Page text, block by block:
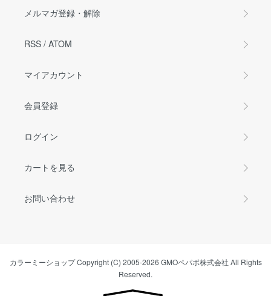
メルマガ登録・解除
RSS / ATOM
マイアカウント
会員登録
ログイン
カートを見る
お問い合わせ
カラーミーショップCopyright (C) 2005-2026 GMOペパボ株式会社 All Rights
Reserved.